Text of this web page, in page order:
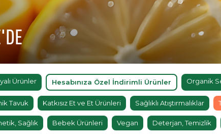
Ürünler Hesabınıza Özel İndirimli Ürünler Organik
Tavuk Katkısız Et ve Et Ürünleri Sağlıklı Atıştırmalıklar
Sağlık Bebek Ürünleri Vegan Deterjan, Temizlik